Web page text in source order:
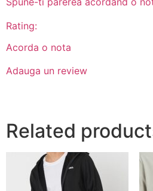
Rating:
Acorda o nota
Adauga un review
Related